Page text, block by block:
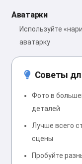
Аватарки
Используйте
аватарку
Советы
Фото в
деталей
Лучше всего
сцены
Пробуйте